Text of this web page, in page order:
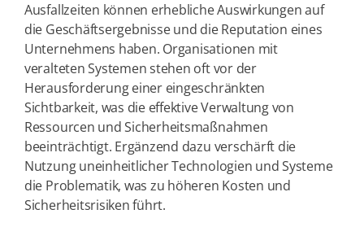
Ausfallzeiten können erhebliche Auswirkungen auf
die Geschäftsergebnisse und die Reputation eines
Unternehmens haben. Organisationen mit
veralteten Systemen stehen oft vor der
Herausforderung einer eingeschränkten
Sichtbarkeit, was die effektive Verwaltung von
Ressourcen und Sicherheitsmaßnahmen
beeinträchtigt. Ergänzend dazu verschärft die
Nutzung uneinheitlicher Technologien und Systeme
die Problematik, was zu höheren Kosten und
Sicherheitsrisiken führt.